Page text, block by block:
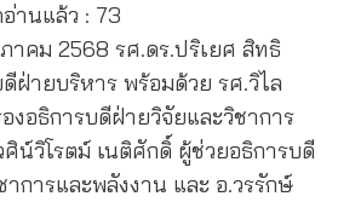
านแล้ว : 73
าคม 2568 รศ.ดร.ปริเยศ สิทธิ
ดีฝ่ายบริหาร พร้อมด้วย รศ.วิไล
อธิการบดีฝ่ายวิจัยและวิชาการ
น์วิโรตม์ เนติศักดิ์ ผู้ช่วยอธิการบดี
การและพลังงาน และ อ.วรรักษ์